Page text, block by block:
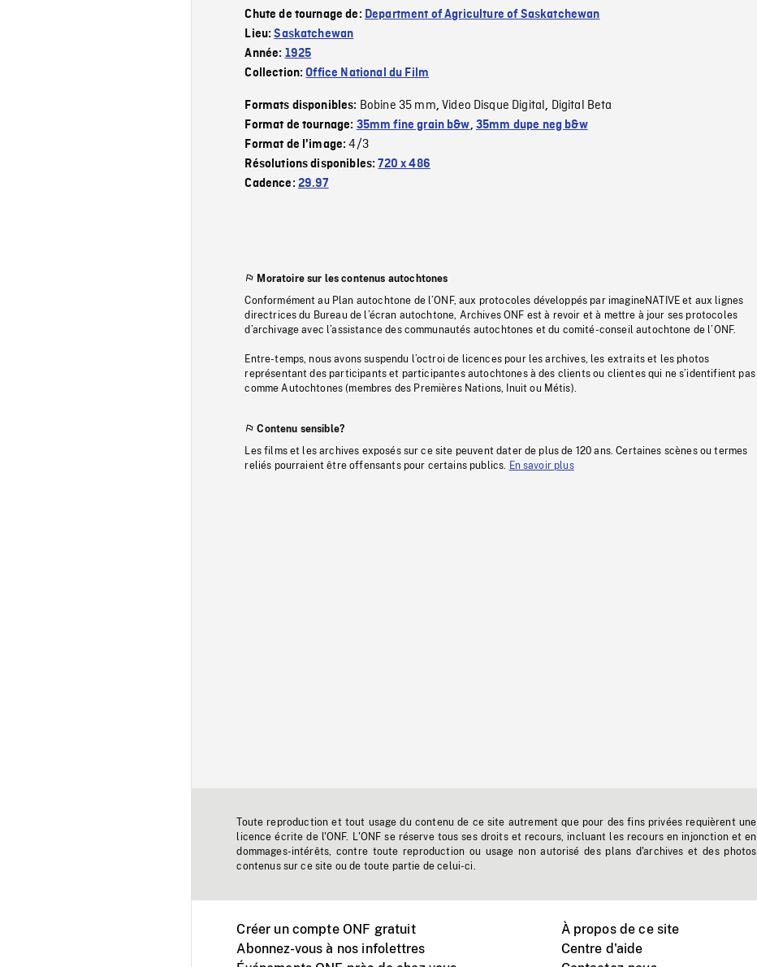
Chute de tournage de: Department of Agriculture of Saskatchewan
Lieu:Saskatchewan
Année: 1925
Collection:Office National du Film
Formats disponibles: Bobine 35 mm,Video Disque Digital, Digital Beta
Format de tournage: 35mm fine grain b&w, 35mm dupe neg b&w
Format de l'image:4/3
Résolutions disponibles:720 x 486
Cadence: 29.97
Moratoire sur les contenus autochtones
Conformément au Plan autochtone de l’ONF, aux protocoles développés par imagineNATIVE et aux lignes
directrices du Bureau de l’écran autochtone, Archives ONF est à revoir et à mettre à jour ses protocoles
d’archivage avec l’assistance des communautés autochtones et du comité-conseil autochtone de l’ONF.
Entre-temps, nous avons suspendu l’octroi de licences pour les archives, les extraits et les photos
représentant des participants et participantes autochtones à des clients ou clientes qui ne s’identifient pas
comme Autochtones (membres des Premières Nations, Inuit ou Métis).
Contenu sensible?
Les films et les archives exposés sur ce site peuvent dater de plus de 120 ans. Certaines scènes ou termes
reliés pourraient être offensants pour certains publics.
En savoir plus
Toute reproduction et tout usage du contenu de ce site autrement que pour des fins privées requièrent une
licence écrite de l'ONF. L'ONF se réserve tous ses droits et recours, incluant les recours en injonction et en
dommages-intérêts, contre toute reproduction ou usage non autorisé des plans d'archives et des photos
contenus sur ce site ou de toute partie de celui-ci.
Créer un compte ONF gratuit
Abonnez-vous à nos infolettres
À propos de ce site
Centre d'aide